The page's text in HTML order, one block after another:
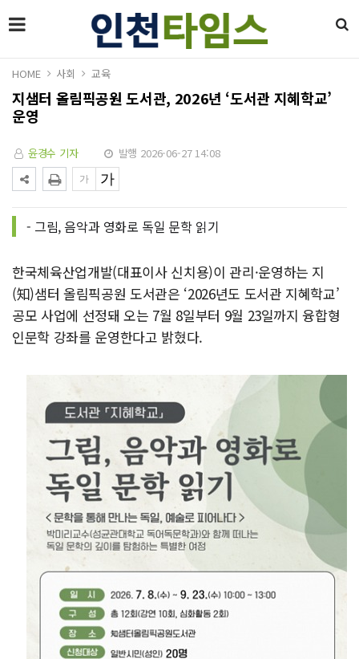
HOME 사회 교육
지샘터 올림픽공원 도서관, 2026년 ‘도서관 지혜학교’
운영
윤경수 기자 발행 2026-06-27 14:08
- 그림, 음악과 영화로 독일 문학 읽기
한국체육산업개발(대표이사 신치용)이 관리·운영하는 지
(知)샘터 올림픽공원 도서관은 ‘2026년도 도서관 지혜학교’
공모 사업에 선정돼 오는 7월 8일부터 9월 23일까지 융합형
인문학 강좌를 운영한다고 밝혔다.